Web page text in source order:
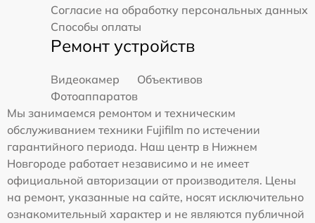
Согласие на обработку персональных данных
Способы оплаты
Ремонт устройств
Видеокамер
Объективов
Фотоаппаратов
Мы занимаемся ремонтом и техническим
обслуживанием техники Fujifilm по истечении
гарантийного периода. Наш центр в Нижнем
Новгороде работает независимо и не имеет
официальной авторизации от производителя. Цены
на ремонт, указанные на сайте, носят исключительно
ознакомительный характер и не являются публичной